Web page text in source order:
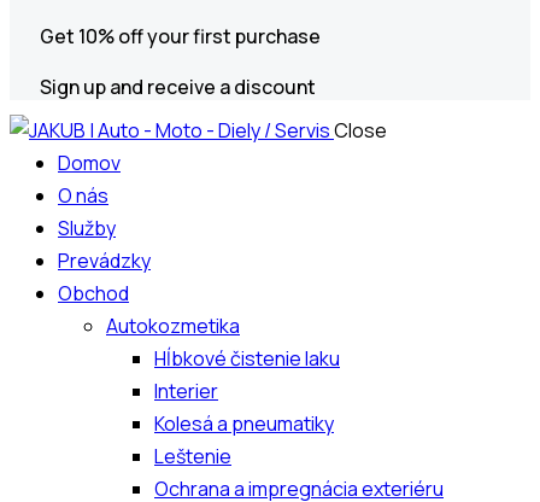
Get 10% off your first purchase
Sign up and receive a discount
Close
Domov
O nás
Služby
Prevádzky
Obchod
Autokozmetika
Hĺbkové čistenie laku
Interier
Kolesá a pneumatiky
Leštenie
Ochrana a impregnácia exteriéru